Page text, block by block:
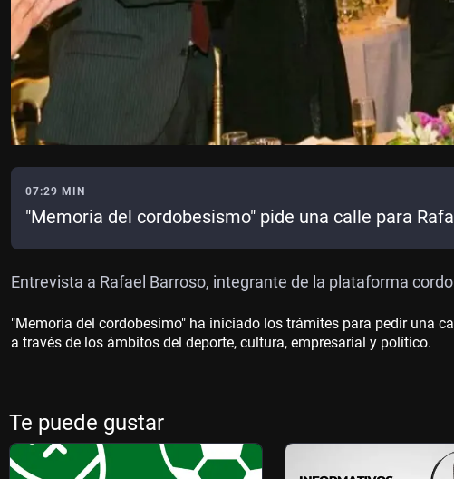
07:29 MIN
"Memoria del cordobesismo" pide una calle para
Entrevista a Rafael Barroso, integrante de la plataforma
"Memoria del cordobesimo" ha iniciado los trámites para pedir una
a través de los ámbitos del deporte, cultura, empresarial y político.
Te puede gustar